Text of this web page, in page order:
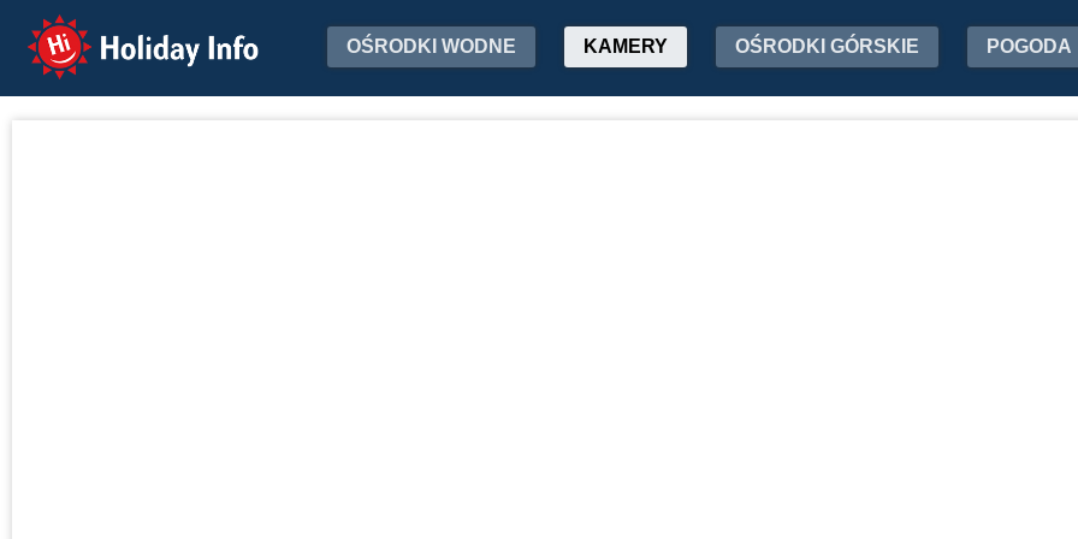
Holiday Info OŚRODKI WODNE KAMERY OŚRODKI GÓRSKIE POGODA